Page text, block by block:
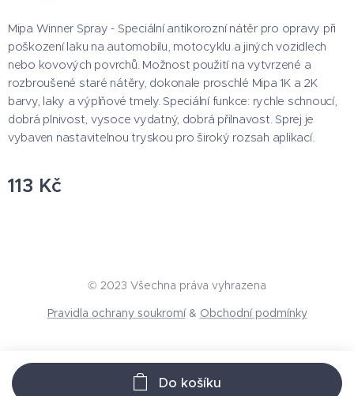
Mipa Winner Spray - Speciální antikorozní nátěr pro opravy při
poškození laku na automobilu, motocyklu a jiných vozidlech
nebo kovových povrchů. Možnost použití na vytvrzené a
rozbroušené staré nátěry, dokonale proschlé Mipa 1K a 2K
barvy, laky a výplňové tmely. Speciální funkce: rychle schnoucí,
dobrá plnivost, vysoce vydatný, dobrá přilnavost. Sprej je
vybaven nastavitelnou tryskou pro široký rozsah aplikací.
113 Kč
Do košíku
© 2023 Všechna práva vyhrazena
Pravidla ochrany soukromí& Obchodní podmínky